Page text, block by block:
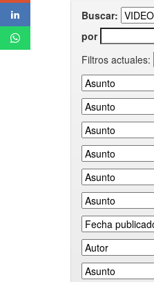
Buscar:
por
Filtros actuales: